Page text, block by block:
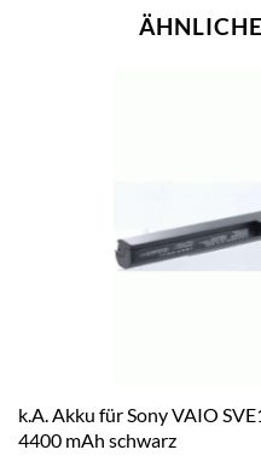
k.A. Akku für Sony VAIO
4400 mAh schwarz